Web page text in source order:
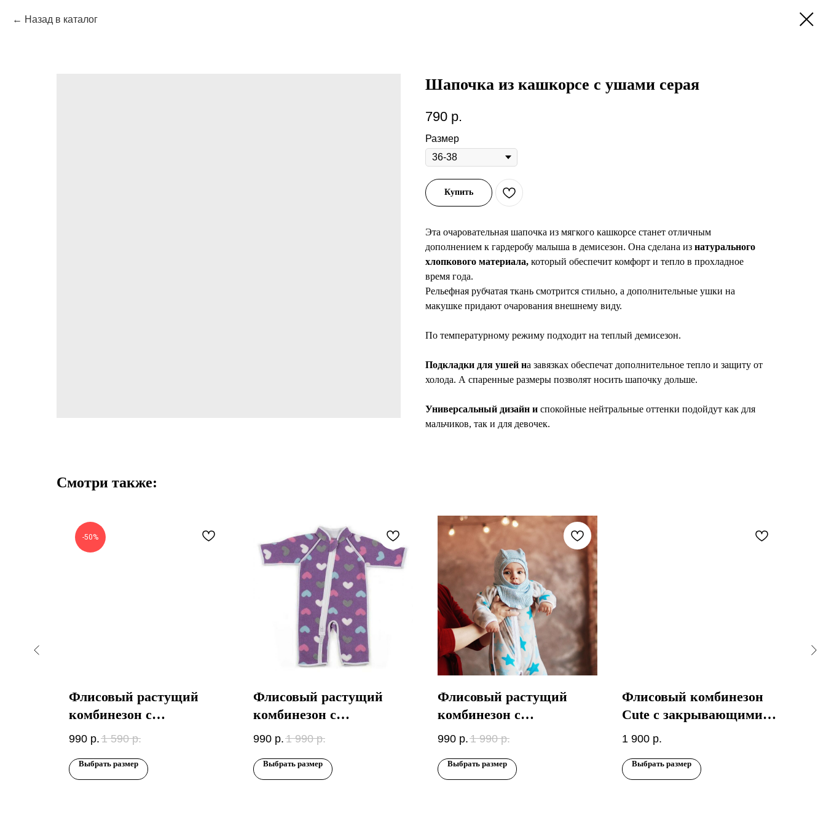
Назад в каталог
Шапочка из кашкорсе с ушами серая
790 р.
Размер
Купить
Эта очаровательная шапочка из мягкого кашкорсе станет отличным
дополнением к гардеробу малыша в демисезон. Она сделана из натурального
хлопкового материала, который обеспечит комфорт и тепло в прохладное
время года.
Рельефная рубчатая ткань смотрится стильно, а дополнительные ушки на
макушке придают очарования внешнему виду.
По температурному режиму подходит на теплый демисезон.
Подкладки для ушей на завязках обеспечат дополнительное тепло и защиту от
холода. А спаренные размеры позволят носить шапочку дольше.
Универсальный дизайн и спокойные нейтральные оттенки подойдут как для
мальчиков, так и для девочек.
Смотри также:
-50%
Флисовый растущий
комбинезон с
закрывающимися
ручками и ножками
Панды на сером
990 р. 1 590 р.
Выбрать размер
Флисовый растущий
комбинезон с
закрывающимися
ручками и ножками
Сердечки на фиолетовом
990 р. 1 990 р.
Выбрать размер
Флисовый растущий
комбинезон с
закрывающимися
ручками и ножками
Голубые звезды
990 р. 1 990 р.
Выбрать размер
Флисовый комбинезон
Cute с закрывающимися
ручками и ножками
Пудра
1 900 р.
Выбрать размер